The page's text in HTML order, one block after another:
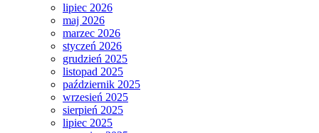
lipiec 2026
maj 2026
marzec 2026
styczeń 2026
grudzień 2025
listopad 2025
październik 2025
wrzesień 2025
sierpień 2025
lipiec 2025